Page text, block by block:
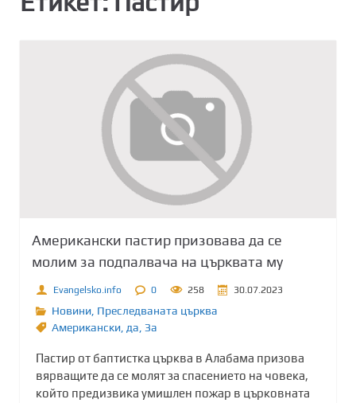
Американски пастир призовава да се
молим за подпалвача на църквата му
Evangelsko.info 0 258 30.07.2023
Новини, Преследваната църква
Американски, да, Зa
Пастир от баптистка църква в Алабама призова
вярващите да се молят за спасението на човека,
който предизвика умишлен пожар в църковната